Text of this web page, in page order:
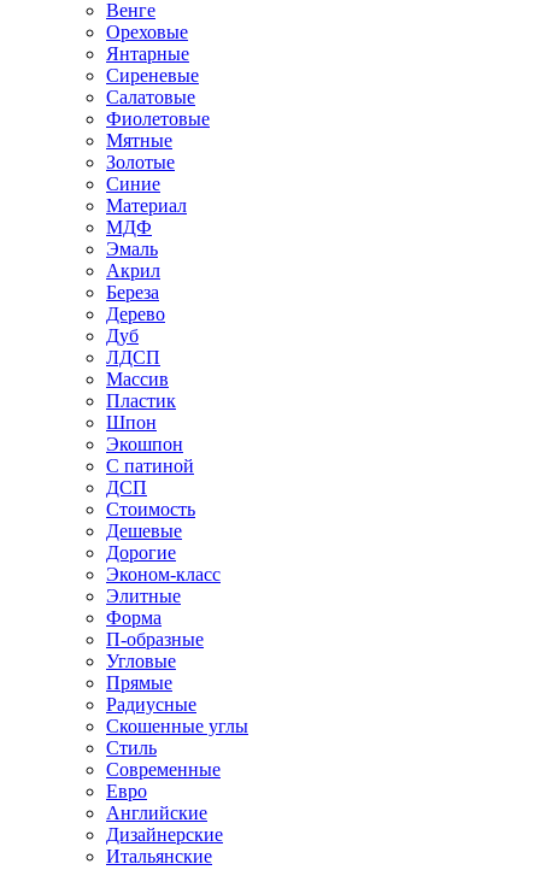
Венге
Ореховые
Янтарные
Сиреневые
Салатовые
Фиолетовые
Мятные
Золотые
Синие
Материал
МДФ
Эмаль
Акрил
Береза
Дерево
Дуб
ЛДСП
Массив
Пластик
Шпон
Экошпон
С патиной
ДСП
Стоимость
Дешевые
Дорогие
Эконом-класс
Элитные
Форма
П-образные
Угловые
Прямые
Радиусные
Скошенные углы
Стиль
Современные
Евро
Английские
Дизайнерские
Итальянские